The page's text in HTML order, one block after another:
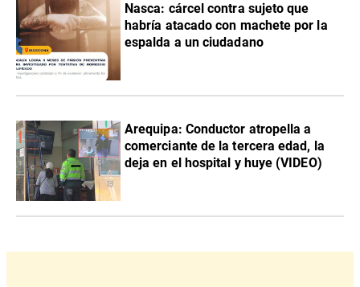
Nasca: cárcel contra sujeto que
habría atacado con machete por la
espalda a un ciudadano
Arequipa: Conductor atropella a
comerciante de la tercera edad, la
deja en el hospital y huye (VIDEO)